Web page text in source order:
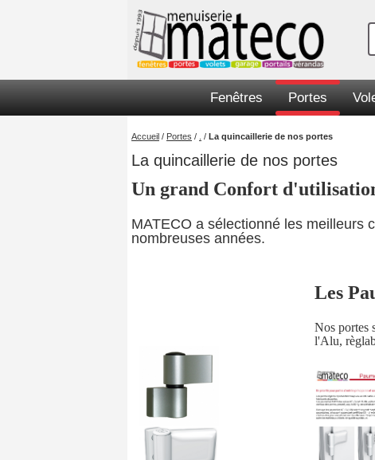
Fenêtres Portes
Accueil / Portes / / La quincaillerie de nos portes
La quincaillerie de nos portes
Un grand Confort
MATECO a sélectionné les meilleurs
nombreuses années.
Les
Nos portes
l'Alu,